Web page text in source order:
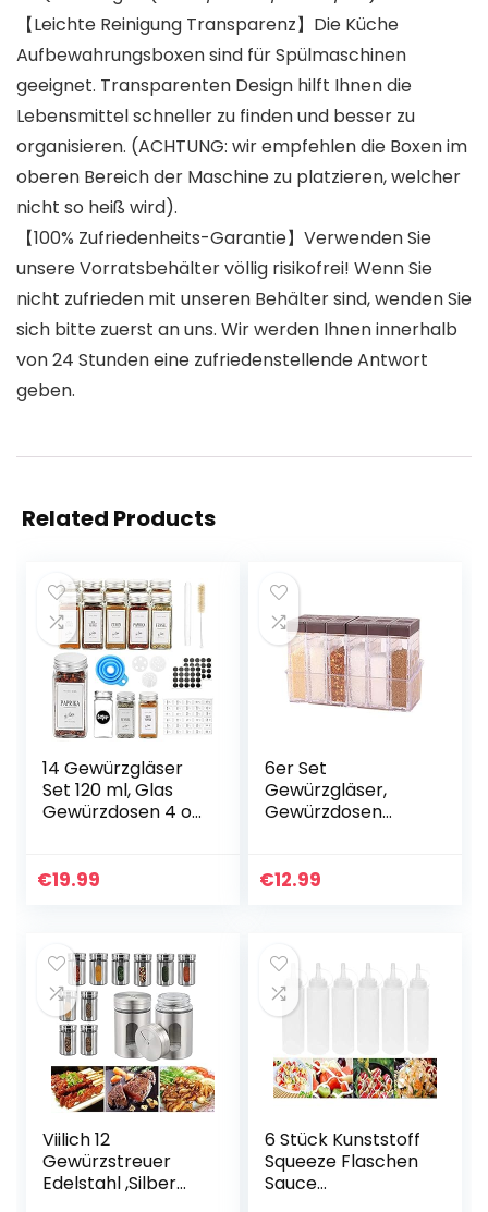
【Leichte Reinigung Transparenz】Die Küche
Aufbewahrungsboxen sind für Spülmaschinen
geeignet. Transparenten Design hilft Ihnen die
Lebensmittel schneller zu finden und besser zu
organisieren. (ACHTUNG: wir empfehlen die Boxen im
oberen Bereich der Maschine zu platzieren, welcher
nicht so heiß wird).
【100% Zufriedenheits-Garantie】Verwenden Sie
unsere Vorratsbehälter völlig risikofrei! Wenn Sie
nicht zufrieden mit unseren Behälter sind, wenden Sie
sich bitte zuerst an uns. Wir werden Ihnen innerhalb
von 24 Stunden eine zufriedenstellende Antwort
geben.
Related Products
14 Gewürzgläser
Set 120 ml, Glas
Gewürzdosen 4 oz
Eckig Gewürze
€19.99
6er Set
Gewürzgläser,
Gewürzdosen
Camping
Reastaurant
Mensa
€12.99
Viilich 12
Gewürzstreuer
Edelstahl ,Silber
6 Stück Kunststoff
Squeeze Flaschen
Sauce